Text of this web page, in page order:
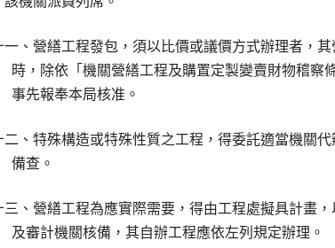
一、營繕工程發包，須以比價或議價方式辦理者，
時，除依「機關營繕工程及購置定製變賣財物稽
二、特殊構造或特殊性質之工程，得委託適當機關
三、營繕工程為應實際需要，得由工程處擬具計畫
及審計機關核備，其自辦工程應依左列規定辦理。